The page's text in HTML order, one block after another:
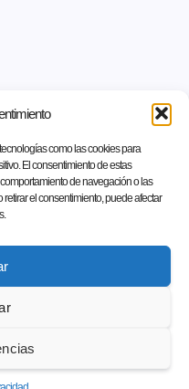
como las cookies para
El consentimiento de estas
de navegación o las
el consentimiento, puede afectar